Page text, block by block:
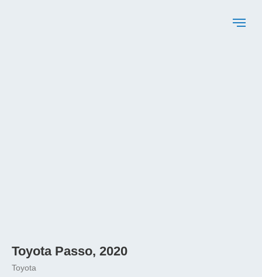
Toyota Passo, 2020
Toyota